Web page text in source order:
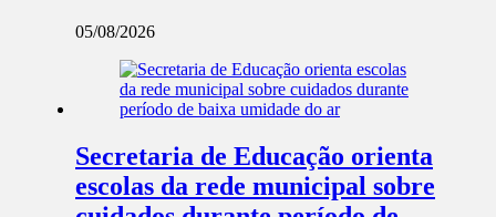
05/08/2026
Secretaria de Educação orienta
escolas da rede municipal sobre